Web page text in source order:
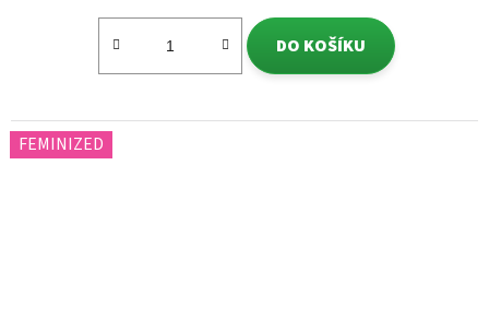
DO KOŠÍKU
FEMINIZED